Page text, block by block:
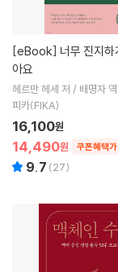
[eBook]
아요
헤르만 헤세 저 / 배명자 역
피카(FIKA)
14,490원 쿠폰혜택가
16,100원
9.7 (27)